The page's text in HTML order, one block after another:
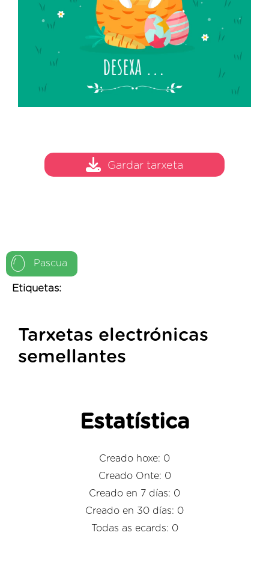
Pascua
Etiquetas:
Gardar tarxeta
Tarxetas electrónicas
semellantes
Estatística
Creado hoxe: 0
Creado Onte: 0
Creado en 7 días: 0
Creado en 30 días: 0
Todas as ecards: 0